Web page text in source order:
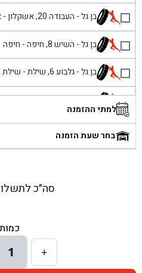
בן גל - העבודה 20, אשקלון - אשקלון
בן גל - השיש 8, חיפה - חיפה
בן גל - גלבוע 6, שילת - שילת
בן גל - פוריידיס, כניסה צפונית
בן גל - שכונת אזור תעשייה
בן גל - דרך השבעה 20, אזור - אזור
בן גל - הרצל 6, גדרה - גדרה
בן גל - שדרות דוד בן גוריון 8, באר שבע - באר שבע
למתי ההזמנה
בחר שעת הזמנה
סה״כ
+
1